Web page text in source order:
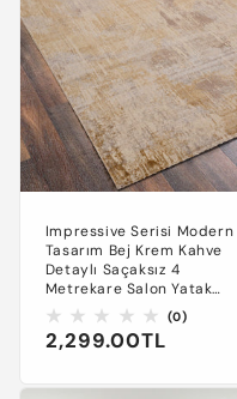
Impressive Serisi Modern
Tasarım Bej Krem Kahve
Detaylı Saçaksız 4
Metrekare Salon Yatak
Odası Halısı
(0)0
Normal
2,299.00TL